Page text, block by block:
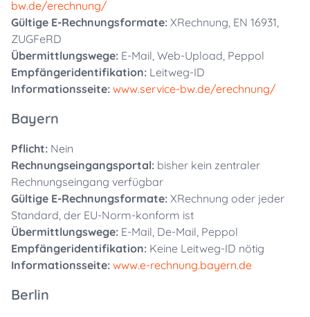
bw.de/erechnung/
Gültige E-Rechnungsformate: XRechnung, EN 16931,
ZUGFeRD
Übermittlungswege: E-Mail, Web-Upload, Peppol
Empfängeridentifikation: Leitweg-ID
Informationsseite: www.service-bw.de/erechnung/
Bayern
Pflicht: Nein
Rechnungseingangsportal: bisher kein zentraler
Rechnungseingang verfügbar
Gültige E-Rechnungsformate: XRechnung oder jeder
Standard, der EU-Norm-konform ist
Übermittlungswege: E-Mail, De-Mail, Peppol
Empfängeridentifikation: Keine Leitweg-ID nötig
Informationsseite: www.e-rechnung.bayern.de
Berlin